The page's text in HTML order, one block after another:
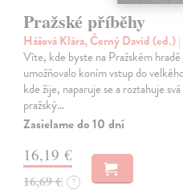
Pražské příběhy
Hášová Klára, Černý David (ed.)
Víte, kde byste na Pražském
umožňovalo koním vstup do
kde žije, naparuje se a roztahuje
pražský…
Zasielame do 10 dní
16,19 €
16,69 € ?